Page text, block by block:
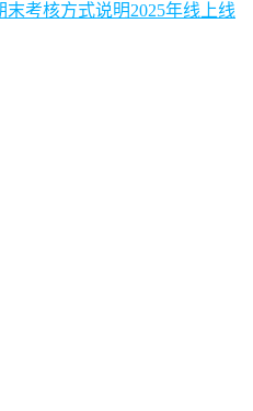
末考核方式说明2025年线上线